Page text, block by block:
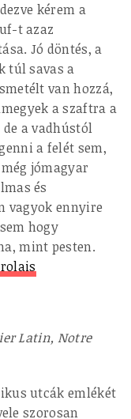
kérem a
t azaz
Jó döntés, a
túl savas a
van hozzá,
a szaftra a
a vadhústól
a felét sem,
jómagyar
és
vagyok ennyire
hogy
mint pesten.
Latin, Notre
utcák emlékét
szorosan